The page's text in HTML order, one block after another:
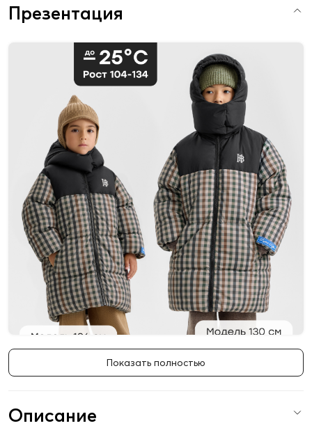
Презентация
Показать полностью
Описание